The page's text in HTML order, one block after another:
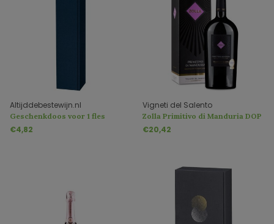
Altijddebestewijn.nl
Geschenkdoos voor 1 fles
€4,82
Vigneti del Salento
Zolla Primitivo di Manduria DOP
Magnum 1,5 Liter
€20,42